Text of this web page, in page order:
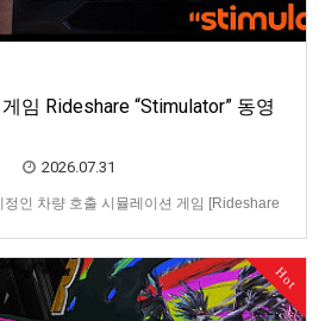
임 Rideshare “Stimulator” 동영
2026.07.31
인 차량 호출 시뮬레이션 게임 [Rideshare
라'Rideshare "Stimulat…
Hot